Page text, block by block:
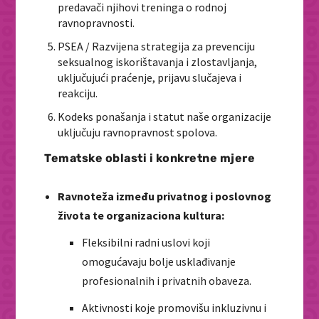
predavači njihovi treninga o rodnoj
ravnopravnosti.
PSEA / Razvijena strategija za prevenciju
seksualnog iskorištavanja i zlostavljanja,
uključujući praćenje, prijavu slučajeva i
reakciju.
Kodeks ponašanja i statut naše organizacije
uključuju ravnopravnost spolova.
Tematske oblasti i konkretne mjere
Ravnoteža između privatnog i poslovnog
života te organizaciona kultura:
Fleksibilni radni uslovi koji
omogućavaju bolje usklađivanje
profesionalnih i privatnih obaveza.
Aktivnosti koje promovišu inkluzivnu i